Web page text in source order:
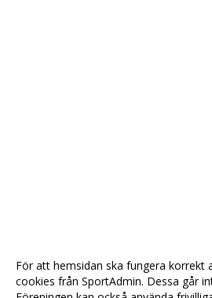
För att hemsidan ska fungera korrekt
cookies från SportAdmin. Dessa går